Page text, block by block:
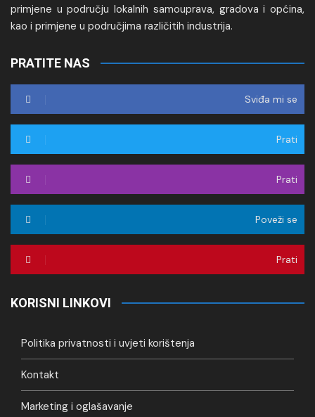
primjene u području lokalnih samouprava, gradova i općina,
kao i primjene u područjima različitih industrija.
PRATITE NAS
Sviđa mi se
Prati
Prati
Poveži se
Prati
KORISNI LINKOVI
Politika privatnosti i uvjeti korištenja
Kontakt
Marketing i oglašavanje